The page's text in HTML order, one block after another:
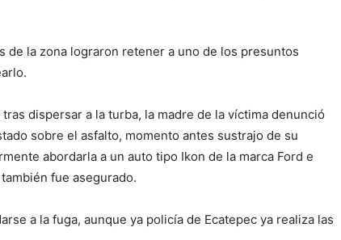
de la zona lograron retener a uno de los presuntos
dispersar a la turba, la madre de la víctima denunció
sobre el asfalto, momento antes sustrajo de su
abordarla a un auto tipo Ikon de la marca Ford e
fue asegurado.
a la fuga, aunque ya policía de Ecatepec ya realiza las